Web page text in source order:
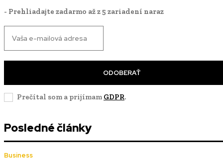
- Prehliadajte zadarmo až z 5 zariadení naraz
ODOBERAŤ
Prečítal som a prijímam GDPR.
Posledné články
Business